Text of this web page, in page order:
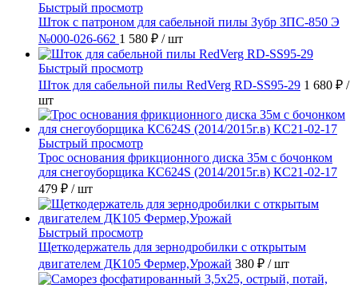
Быстрый просмотр
Шток с патроном для сабельной пилы Зубр ЗПС-850 Э
№000-026-662 1 580 ₽ / шт
Быстрый просмотр
Шток для сабельной пилы RedVerg RD-SS95-29 1 680 ₽ /
шт
Быстрый просмотр
Трос основания фрикционного диска 35м с бочонком
для снегоуборщика КС624S (2014/2015г.в) КС21-02-17
479 ₽ / шт
Быстрый просмотр
Щеткодержатель для зернодробилки с открытым
двигателем ДК105 Фермер,Урожай 380 ₽ / шт